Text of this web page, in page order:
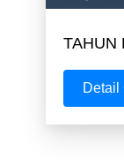
TAHUN
Detail